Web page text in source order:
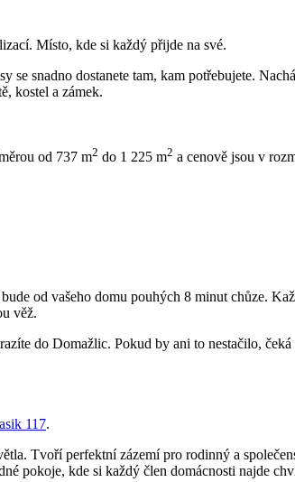
Místo, kde si každý přijde na své.
snadno dostanete tam, kam potřebujete.
kostel a zámek.
od 737 m2 do 1 225 m2 a cenově jsou v
od vašeho domu pouhých 8 minut chůze.
věž.
do Domažlic. Pokud by ani to nestačilo, čeká
117.
Tvoří perfektní zázemí pro rodinný a
pokoje, kde si každý člen domácnosti najde